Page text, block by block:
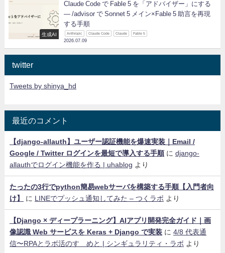
生成AI
Claude Code で Fable 5 を「アドバイザー」にする
— /advisor で Sonnet 5 メイン×Fable 5 助言を再現
する手順
Anthropic Claude Code Claude Fable 5
2026.07.09
twitter
Tweets by shinya_hd
最近のコメント
【django-allauth】ユーザー認証機能を爆速実装｜Email /
Google / Twitter ログインを最短で導入する手順に django-
allauthでログイン機能を作る | uhablog より
たったの3行でpython簡易webサーバを構築する手順【入門者向
け】
に LINEでプッシュ通知してみた – つくラボ より
【Django × ディープラーニング】AIアプリ開発完全ガイド｜画
像認識 Web サービスを Keras + Django で実装 に 4/8 代表通
信〜RPAとラボ活のすゝめと | シンギュラリティ・ラボ より